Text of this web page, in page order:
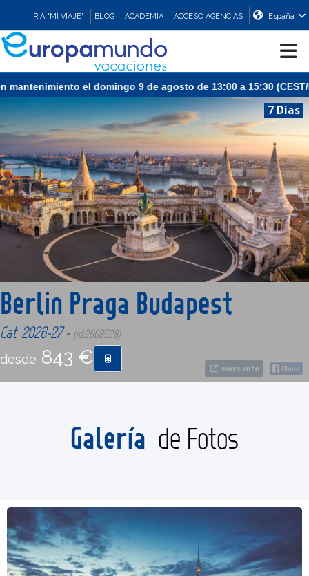
IR A "MI VIAJE" BLOG ACADEMIA ACCESO AGENCIAS España
CRUCEROS
EUROPA
ASIA
ORIENTE
PROMOCIONES
COMPRAR
7 Días
more info
Berlin Praga Budapest
Cat. 2026-27 - (id:2608528)
desde 843 €
Galería de Fotos